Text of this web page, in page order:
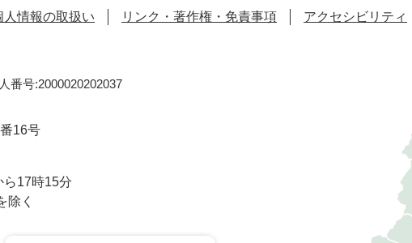
人情報の取扱い リンク・著作権・免責事項 アクセシビリティ
番号:2000020202037
16号
ら17時15分
除く